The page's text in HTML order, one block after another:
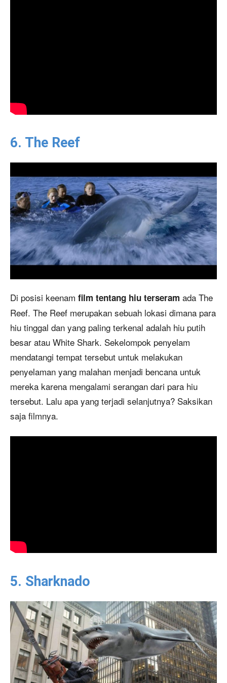
6. The Reef
Di posisi keenam film tentang hiu terseram ada The
Reef. The Reef merupakan sebuah lokasi dimana para
hiu tinggal dan yang paling terkenal adalah hiu putih
besar atau White Shark. Sekelompok penyelam
mendatangi tempat tersebut untuk melakukan
penyelaman yang malahan menjadi bencana untuk
mereka karena mengalami serangan dari para hiu
tersebut. Lalu apa yang terjadi selanjutnya? Saksikan
saja filmnya.
5. Sharknado